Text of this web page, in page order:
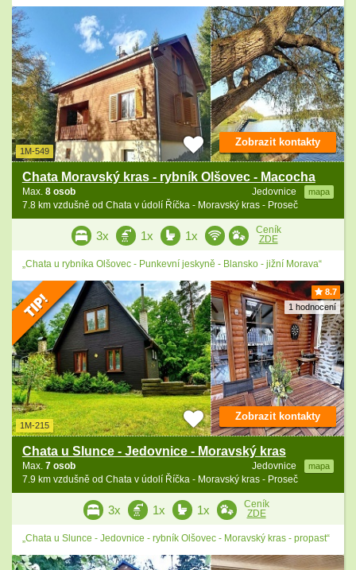
1M-549
Chata Moravský kras - rybník Olšovec - Macocha
Jedovnice mapa
Max. 8 osob
7.8 km vzdušně od Chata v údolí Říčka - Moravský kras - Proseč
Zobrazit kontakty
3x 1x 1x
Ceník
ZDE
„Chata u rybníka Olšovec - Punkevní jeskyně - Blansko - jižní Morava“
8.7
1 hodnocení
1M-215
Chata u Slunce - Jedovnice - Moravský kras
Jedovnice mapa
Max. 7 osob
7.9 km vzdušně od Chata v údolí Říčka - Moravský kras - Proseč
Zobrazit kontakty
3x 1x 1x
Ceník
ZDE
„Chata u Slunce - Jedovnice - rybník Olšovec - Moravský kras - propast“